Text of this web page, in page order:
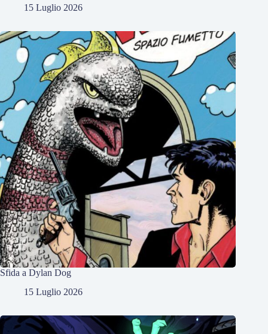
15 Luglio 2026
Sfida a Dylan Dog
15 Luglio 2026